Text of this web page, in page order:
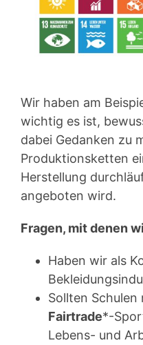
Wir haben am
wichtig es ist,
dabei Gedanken zu
Produktionsketten
Herstellung
angeboten wird.
Fragen, mit denen
Haben wir als
Sollten
Fairtrade*-
Lebens- und